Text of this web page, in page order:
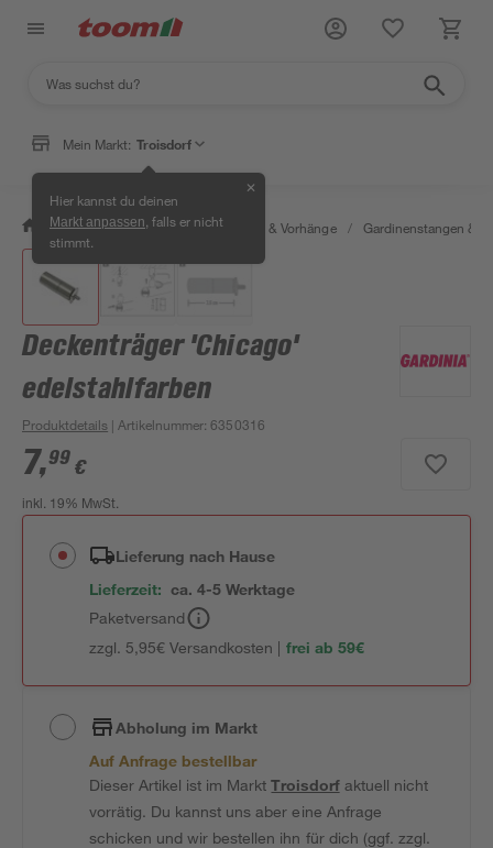
Mein Markt: Troisdorf
Hier kannst du deinen
Markt anpassen , falls er nicht
stimmt.
✕
/ Wohnen & Haushalt / Gardinen & Vorhänge / Gardinenstangen &
Deckenträger 'Chicago'
edelstahlfarben
Produktdetails | Artikelnummer:6350316
7,99 €
inkl. 19% MwSt.
Lieferung nach Hause
Lieferzeit: ca. 4-5 Werktage
Paketversand
zzgl. 5,95€ Versandkosten | frei ab 59€
Abholung im Markt
Auf Anfrage bestellbar
Dieser Artikel ist im MarktTroisdorfaktuell nicht
vorrätig. Du kannst uns aber eine Anfrage
schicken und wir bestellen ihn für dich (ggf. zzgl.